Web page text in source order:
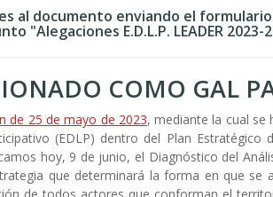
al documento enviando el
"Alegaciones E.D.L.P. LEADER 2023-
COMO GAL
de 25 de mayo de 2023, mediante la cual se
(EDLP) dentro del Plan
hoy, 9 de junio, el Diagnóstico del
que determinará la forma en que se